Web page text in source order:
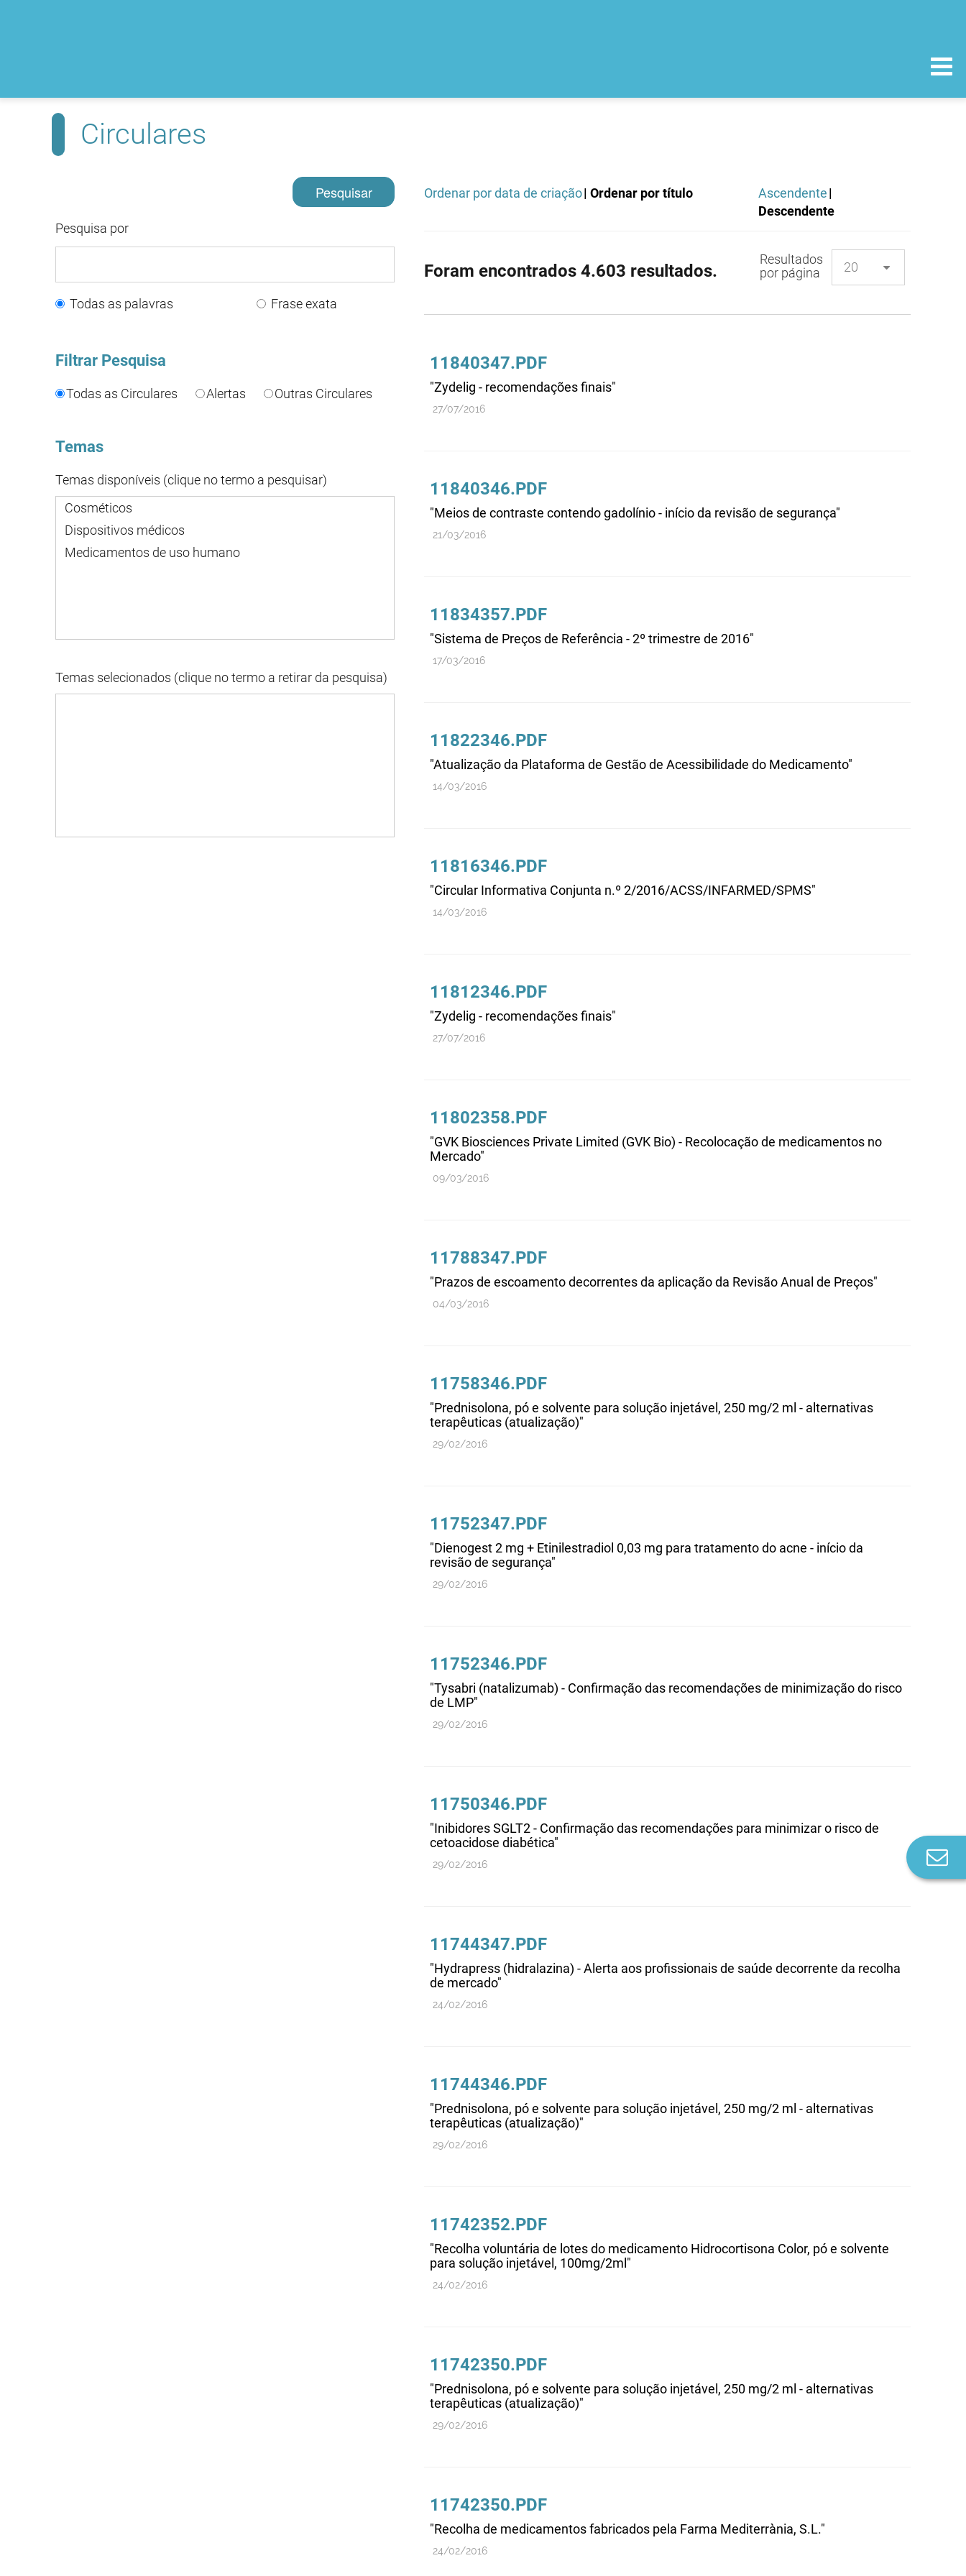
Circulares
Pesquisar
Pesquisa por
Todas as palavras Frase exata
Filtrar Pesquisa
Todas as Circulares Alertas Outras Circulares
Temas
Temas disponíveis (clique no termo a pesquisar)
Cosméticos
Dispositivos médicos
Medicamentos de uso humano
Temas selecionados (clique no termo a retirar da pesquisa)
Ordenar por data de criação| Ordenar por título Ascendente|
Descendente
Foram encontrados 4.603 resultados.
Resultados
por página
11840347.PDF
"Zydelig - recomendações finais"
27/07/2016
11840346.PDF
"Meios de contraste contendo gadolínio - início da revisão de segurança"
21/03/2016
11834357.PDF
"Sistema de Preços de Referência - 2º trimestre de 2016"
17/03/2016
11822346.PDF
"Atualização da Plataforma de Gestão de Acessibilidade do Medicamento"
14/03/2016
11816346.PDF
"Circular Informativa Conjunta n.º 2/2016/ACSS/INFARMED/SPMS"
14/03/2016
11812346.PDF
"Zydelig - recomendações finais"
27/07/2016
11802358.PDF
"GVK Biosciences Private Limited (GVK Bio) - Recolocação de medicamentos no
Mercado"
09/03/2016
11788347.PDF
"Prazos de escoamento decorrentes da aplicação da Revisão Anual de Preços"
04/03/2016
11758346.PDF
"Prednisolona, pó e solvente para solução injetável, 250 mg/2 ml - alternativas
terapêuticas (atualização)"
29/02/2016
11752347.PDF
"Dienogest 2 mg + Etinilestradiol 0,03 mg para tratamento do acne - início da
revisão de segurança"
29/02/2016
11752346.PDF
"Tysabri (natalizumab) - Confirmação das recomendações de minimização do risco
de LMP"
29/02/2016
11750346.PDF
"Inibidores SGLT2 - Confirmação das recomendações para minimizar o risco de
cetoacidose diabética"
29/02/2016
11744347.PDF
"Hydrapress (hidralazina) - Alerta aos profissionais de saúde decorrente da recolha
de mercado"
24/02/2016
11744346.PDF
"Prednisolona, pó e solvente para solução injetável, 250 mg/2 ml - alternativas
terapêuticas (atualização)"
29/02/2016
11742352.PDF
"Recolha voluntária de lotes do medicamento Hidrocortisona Color, pó e solvente
para solução injetável, 100mg/2ml"
24/02/2016
11742350.PDF
"Prednisolona, pó e solvente para solução injetável, 250 mg/2 ml - alternativas
terapêuticas (atualização)"
29/02/2016
11742350.PDF
"Recolha de medicamentos fabricados pela Farma Mediterrània, S.L."
24/02/2016